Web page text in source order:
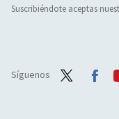
Suscribiéndote aceptas
Síguenos